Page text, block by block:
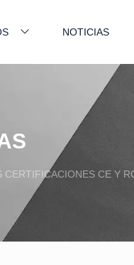
NOTICIAS
CE Y